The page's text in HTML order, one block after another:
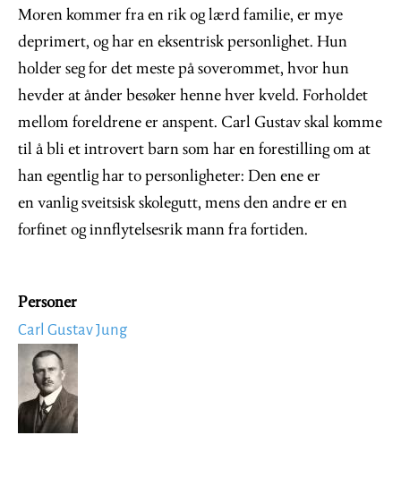
Moren kommer fra en rik og lærd familie, er mye
deprimert, og har en eksentrisk personlighet. Hun
holder seg for det meste på soverommet, hvor hun
hevder at ånder besøker henne hver kveld. Forholdet
mellom foreldrene er anspent. Carl Gustav skal komme
til å bli et introvert barn som har en forestilling om at
han egentlig har to personligheter: Den ene er
en vanlig sveitsisk skolegutt, mens den andre er en
forfinet og innflytelsesrik mann fra fortiden.
Personer
Carl Gustav Jung
Image